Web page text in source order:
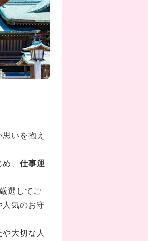
いを抱え
め、仕事運
選してご
人気のお守
大切な人